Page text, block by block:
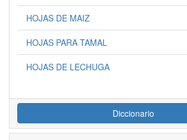
HOJAS DE MAIZ
HOJAS PARA TAMAL
HOJAS DE LECHUGA
Diccionario